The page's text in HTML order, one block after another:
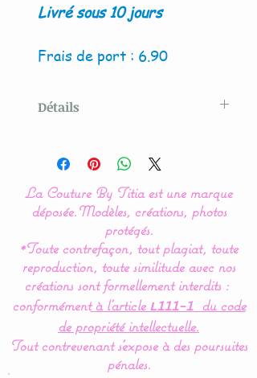
Livré sous 10 jours
Frais de port : 6.90
Détails
By Titia
Lot de 2 panières, pochons
ou corbeilles de
rangement.
Disponible en 2 versions :
ronde ou carrée.
Très pratique, pour ranger
La Couture By Titia est une marque
déposée.Modèles, créations, photos
protégés.
*Toute contrefaçon, tout plagiat, toute
reproduction, toute similitude avec nos
créations sont formellement interdits :
conformémentà l’article L111-1
du code
de propriété intellectuelle.
Tout contrevenant s'expose à des poursuites
pénales.